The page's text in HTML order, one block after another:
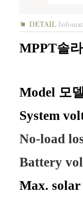
MPPT솔
Model 모델
System
No-load
Battery
Max.